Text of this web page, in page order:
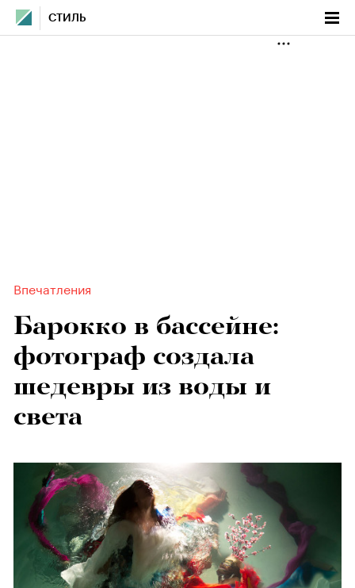
СТИЛЬ
Впечатления
Барокко в бассейне:
фотограф создала
шедевры из воды и
света